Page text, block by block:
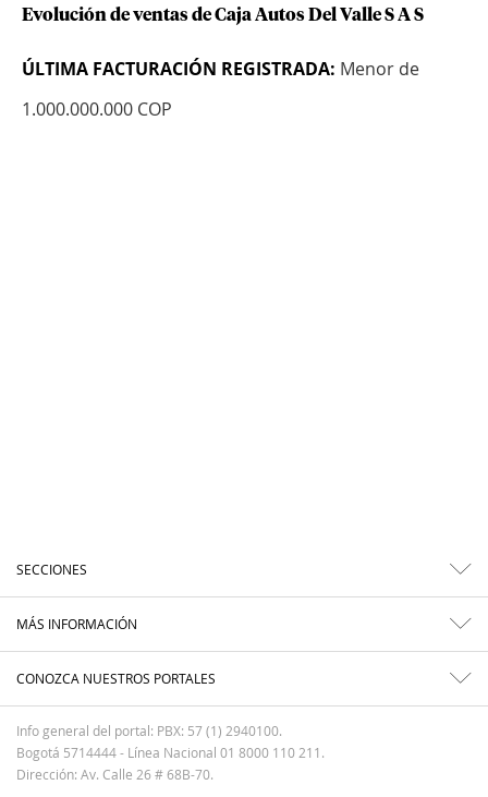
Evolución de ventas de Caja Autos Del Valle S A S
ÚLTIMA FACTURACIÓN REGISTRADA: Menor de
1.000.000.000 COP
SECCIONES
MÁS INFORMACIÓN
CONOZCA NUESTROS PORTALES
Info general del portal: PBX: 57 (1) 2940100.
Bogotá 5714444 - Línea Nacional 01 8000 110 211.
Dirección: Av. Calle 26 # 68B-70.